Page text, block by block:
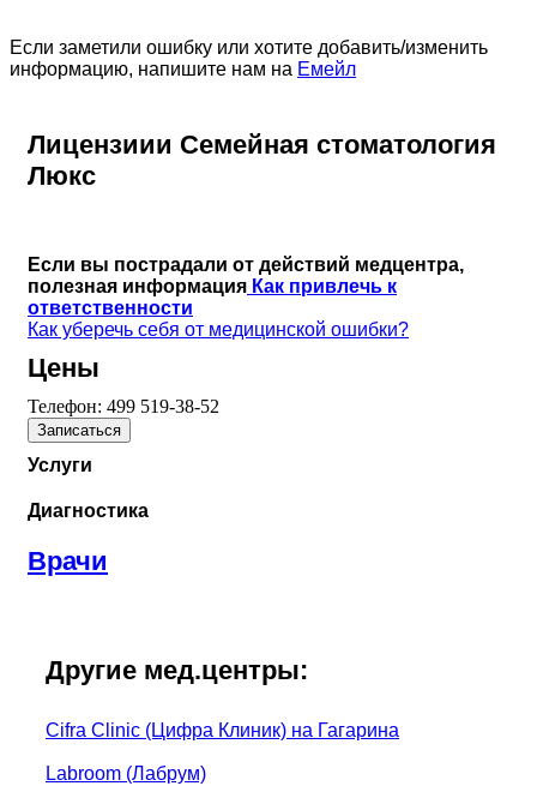
Если заметили ошибку или хотите добавить/изменить
информацию, напишите нам на Емейл
Лицензиии Семейная стоматология
Люкс
Если вы пострадали от действий медцентра,
полезная информация Как привлечь к
ответственности
Как уберечь себя от медицинской ошибки?
Цены
Телефон: 499 519-38-52
Записаться
Услуги
Диагностика
Врачи
Другие мед.центры:
Cifra Clinic (Цифра Клиник) на Гагарина
Labroom (Лабрум)